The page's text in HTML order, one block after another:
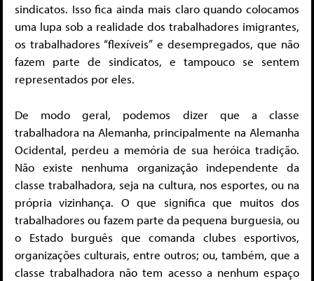
sindicatos. Isso fica ainda mais claro quando colocamos
uma lupa sob a realidade dos trabalhadores imigrantes,
os trabalhadores “flexíveis” e desempregados, que não
fazem parte de sindicatos, e tampouco se sentem
representados por eles.
De modo geral, podemos dizer que a classe
trabalhadora na Alemanha, principalmente na Alemanha
Ocidental, perdeu a memória de sua heróica tradição.
Não existe nenhuma organização independente da
classe trabalhadora, seja na cultura, nos esportes, ou na
própria vizinhança. O que significa que muitos dos
trabalhadores ou fazem parte da pequena burguesia, ou
o Estado burguês que comanda clubes esportivos,
organizações culturais, entre outros; ou, também, que a
classe trabalhadora não tem acesso a nenhum espaço